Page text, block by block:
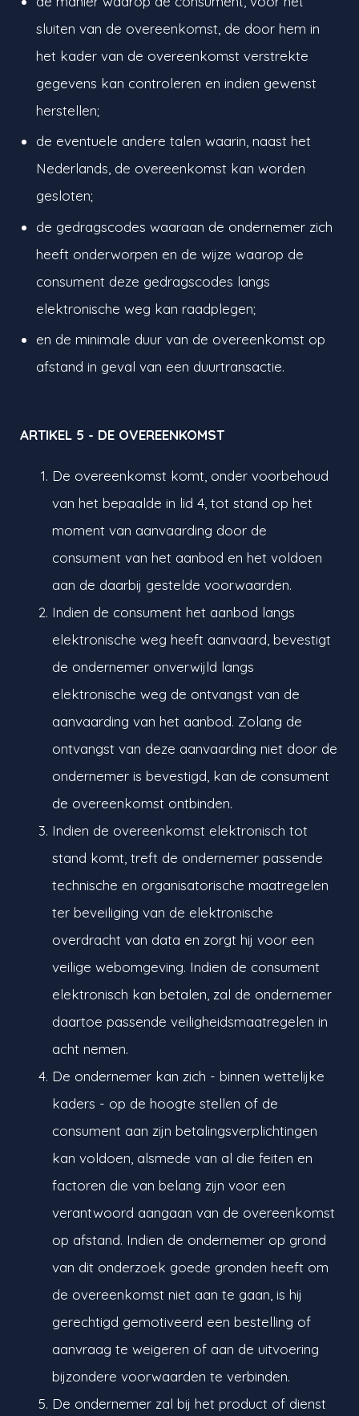
sluiten van de overeenkomst, de door hem in
het kader van de overeenkomst verstrekte
gegevens kan controleren en indien gewenst
herstellen;
de eventuele andere talen waarin, naast het
Nederlands, de overeenkomst kan worden
gesloten;
de gedragscodes waaraan de ondernemer zich
heeft onderworpen en de wijze waarop de
consument deze gedragscodes langs
elektronische weg kan raadplegen;
en de minimale duur van de overeenkomst op
afstand in geval van een duurtransactie.
ARTIKEL 5 - DE OVEREENKOMST
De overeenkomst komt, onder voorbehoud
van het bepaalde in lid 4, tot stand op het
moment van aanvaarding door de
consument van het aanbod en het voldoen
aan de daarbij gestelde voorwaarden.
Indien de consument het aanbod langs
elektronische weg heeft aanvaard, bevestigt
de ondernemer onverwijld langs
elektronische weg de ontvangst van de
aanvaarding van het aanbod. Zolang de
ontvangst van deze aanvaarding niet door de
ondernemer is bevestigd, kan de consument
de overeenkomst ontbinden.
Indien de overeenkomst elektronisch tot
stand komt, treft de ondernemer passende
technische en organisatorische maatregelen
ter beveiliging van de elektronische
overdracht van data en zorgt hij voor een
veilige webomgeving. Indien de consument
elektronisch kan betalen, zal de ondernemer
daartoe passende veiligheidsmaatregelen in
acht nemen.
De ondernemer kan zich - binnen wettelijke
kaders - op de hoogte stellen of de
consument aan zijn betalingsverplichtingen
kan voldoen, alsmede van al die feiten en
factoren die van belang zijn voor een
verantwoord aangaan van de overeenkomst
op afstand. Indien de ondernemer op grond
van dit onderzoek goede gronden heeft om
de overeenkomst niet aan te gaan, is hij
gerechtigd gemotiveerd een bestelling of
aanvraag te weigeren of aan de uitvoering
bijzondere voorwaarden te verbinden.
De ondernemer zal bij het product of dienst